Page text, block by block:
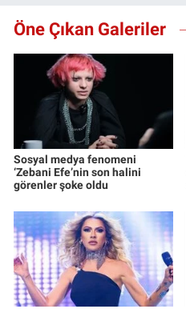
Öne Çıkan Galeriler
Sosyal medya fenomeni
‘Zebani Efe’nin son halini
görenler şoke oldu